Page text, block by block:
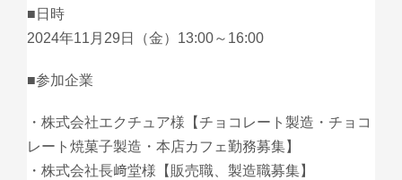
■日時
2024年11月29日（金）13:00～16:00
■参加企業
・株式会社エクチュア様【チョコレート製造・チョコ
レート焼菓子製造・本店カフェ勤務募集】
・株式会社長﨑堂様【販売職、製造職募集】